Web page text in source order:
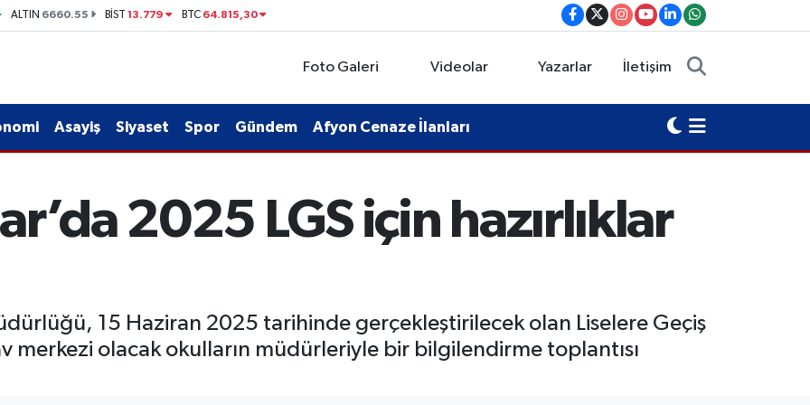
ALTIN 6660.55 BİST13.779 BTC 64.815,30
Foto Galeri Videolar Yazarlar İletişim
Asayiş Siyaset Spor Gündem Afyon Cenaze İlanları
2025 LGS için hazırlıklar
15 Haziran 2025 tarihinde gerçekleştirilecek olan Liselere Geçiş
merkezi olacak okulların müdürleriyle bir bilgilendirme toplantısı